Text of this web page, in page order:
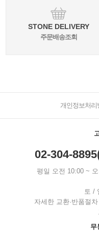
STONE DELIVERY
주문배송조회
개인정보처리
02-304-
평일 오전 10:00 ~
토 /
자세한 교환·반품절
무